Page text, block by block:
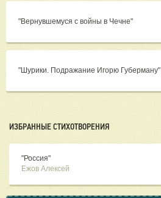
"Вернувшемуся с войны в Чечне"
"Шурики. Подражание Игорю Губерману"
ИЗБРАННЫЕ СТИХОТВОРЕНИЯ
"Россия"
Ежов Алексей